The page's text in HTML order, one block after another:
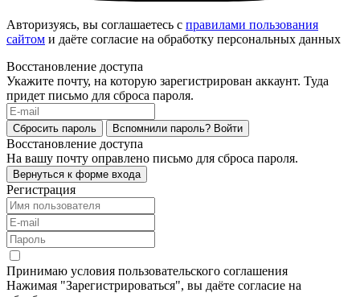
Авторизуясь, вы соглашаетесь с правилами пользования
сайтом и даёте согласие на обработку персональных данных
Восстановление доступа
Укажите почту, на которую зарегистрирован аккаунт. Туда
придет письмо для сброса пароля.
Сбросить пароль Вспомнили пароль? Войти
Восстановление доступа
На вашу почту оправлено письмо для сброса пароля.
Вернуться к форме входа
Регистрация
Принимаю условия пользовательского соглашения
Нажимая "Зарегистрироваться", вы даёте согласие на